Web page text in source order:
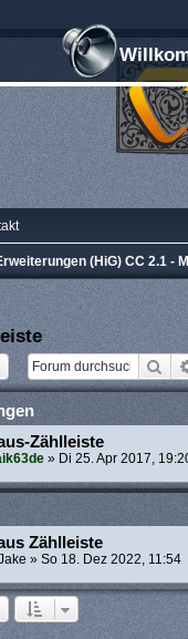
(HiG) CC 2.1 -
Zählleiste
» Di 25. Apr 2017,
Zählleiste
» So 18. Dez 2022, 11:54